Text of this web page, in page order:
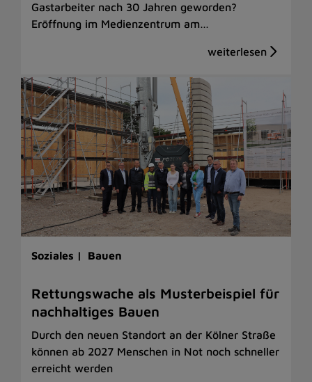
Gastarbeiter nach 30 Jahren geworden?
Eröffnung im Medienzentrum am…
Soziales | Bauen
Rettungswache als Musterbeispiel für
nachhaltiges Bauen
Durch den neuen Standort an der Kölner Straße
können ab 2027 Menschen in Not noch schneller
erreicht werden